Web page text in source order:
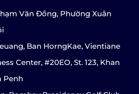
Văn Đồng, Phường Xuân
Ban HorngKae, Vientiane
Center, #20EO, St. 123, Khan
Penh